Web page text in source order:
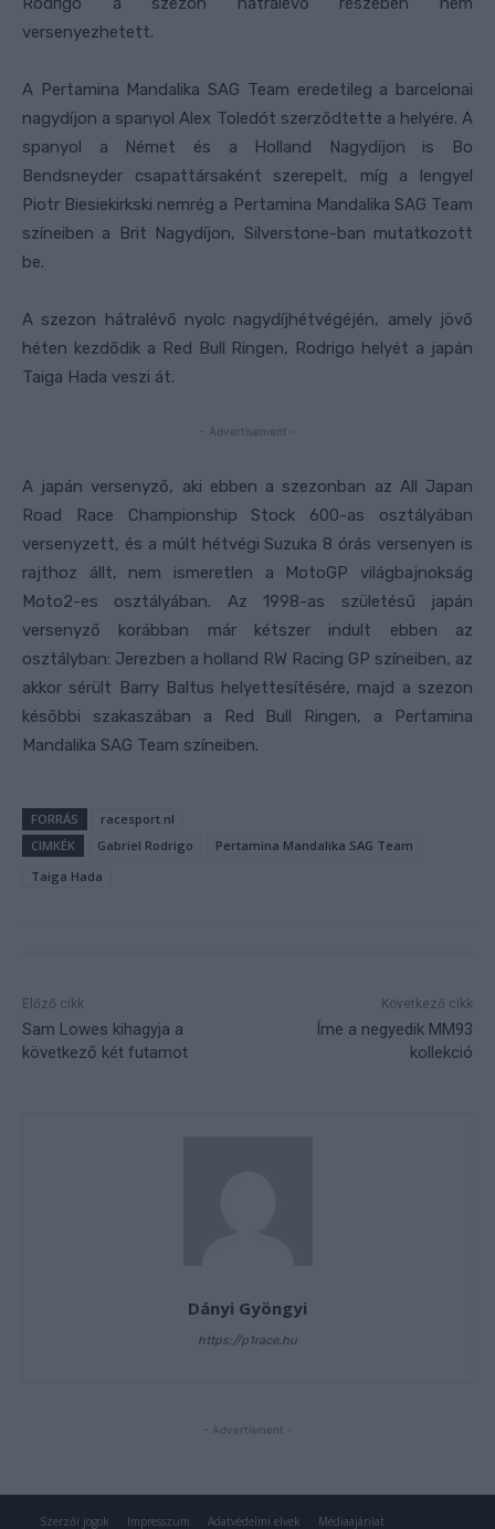
Szerzői jogok Impresszum Adatvédelmi elvek Médiaajánlat